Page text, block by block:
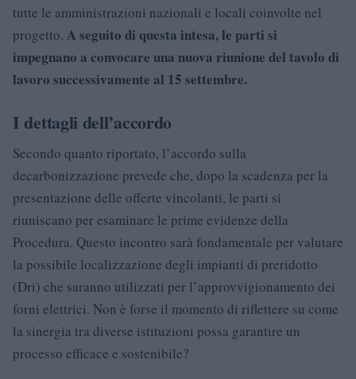
tutte le amministrazioni nazionali e locali coinvolte nel
progetto. A seguito di questa intesa, le parti si
impegnano a convocare una nuova riunione del tavolo di
lavoro successivamente al 15 settembre.
I dettagli dell’accordo
Secondo quanto riportato, l’accordo sulla
decarbonizzazione prevede che, dopo la scadenza per la
presentazione delle offerte vincolanti, le parti si
riuniscano per esaminare le prime evidenze della
Procedura. Questo incontro sarà fondamentale per valutare
la possibile localizzazione degli impianti di preridotto
(Dri) che saranno utilizzati per l’approvvigionamento dei
forni elettrici. Non è forse il momento di riflettere su come
la sinergia tra diverse istituzioni possa garantire un
processo efficace e sostenibile?